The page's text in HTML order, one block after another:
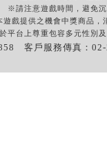
※請注意遊戲時間，避免
戲提供之機會中獎商品，
平台上尊重包容多元性別
客戶服務傳真：